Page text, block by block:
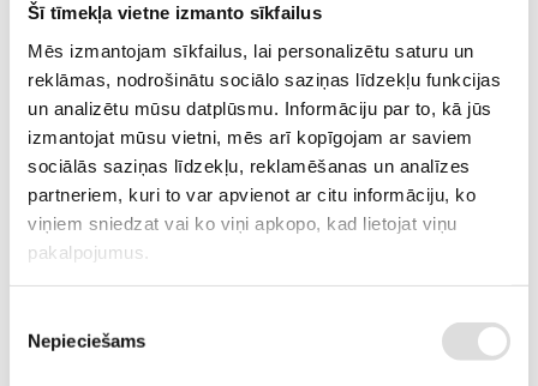
Šī tīmekļa vietne izmanto sīkfailus
Mēs izmantojam sīkfailus, lai personalizētu saturu un
reklāmas, nodrošinātu sociālo saziņas līdzekļu funkcijas
un analizētu mūsu datplūsmu. Informāciju par to, kā jūs
izmantojat mūsu vietni, mēs arī kopīgojam ar saviem
sociālās saziņas līdzekļu, reklamēšanas un analīzes
partneriem, kuri to var apvienot ar citu informāciju, ko
viņiem sniedzat vai ko viņi apkopo, kad lietojat viņu
pakalpojumus.
izvēle
Nepieciešams
TCB26-30 60/5 cl.1 1VA
+fix
AVAILABILITY Available on backorder
SKU 28192T2306
MANUFACTURER CODE 192T2306
DESCRIPTION